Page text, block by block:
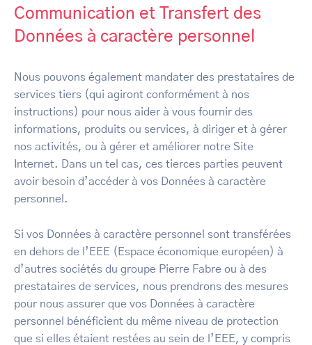
Communication et Transfert des
Données à caractère personnel
Nous pouvons également mandater des prestataires de
services tiers (qui agiront conformément à nos
instructions) pour nous aider à vous fournir des
informations, produits ou services, à diriger et à gérer
nos activités, ou à gérer et améliorer notre Site
Internet. Dans un tel cas, ces tierces parties peuvent
avoir besoin d’accéder à vos Données à caractère
personnel.
Si vos Données à caractère personnel sont transférées
en dehors de l’EEE (Espace économique européen) à
d’autres sociétés du groupe Pierre Fabre ou à des
prestataires de services, nous prendrons des mesures
pour nous assurer que vos Données à caractère
personnel bénéficient du même niveau de protection
que si elles étaient restées au sein de l’EEE, y compris